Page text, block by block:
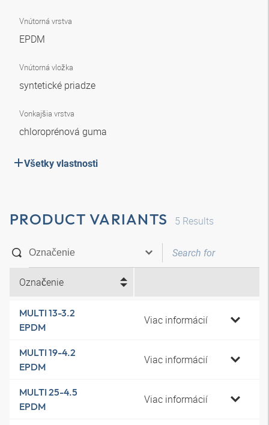
Vnútorná vrstva
EPDM
Vnútorná vložka
syntetické priadze
Vonkajšia vrstva
chloroprénová guma
Všetky vlastnosti
PRODUCT VARIANTS 5 Results
Označenie
MULTI 13-3.2
EPDM
Viac informácií
MULTI 19-4.2
EPDM
Viac informácií
MULTI 25-4.5
EPDM
Viac informácií